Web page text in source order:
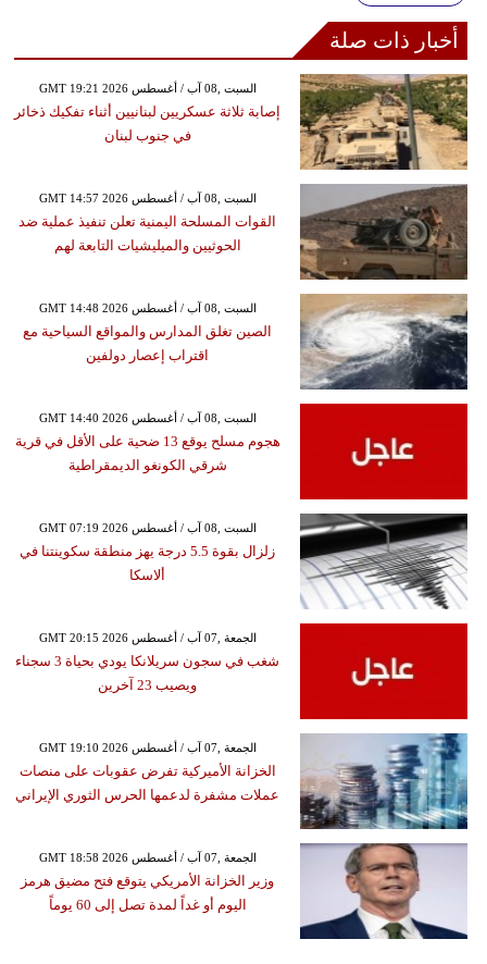
أخبار ذات صلة
GMT 19:21 2026 السبت ,08 آب / أغسطس
إصابة ثلاثة عسكريين لبنانيين أثناء تفكيك ذخائر
في جنوب لبنان
GMT 14:57 2026 السبت ,08 آب / أغسطس
القوات المسلحة اليمنية تعلن تنفيذ عملية ضد
الحوثيين والميليشيات التابعة لهم
GMT 14:48 2026 السبت ,08 آب / أغسطس
الصين تغلق المدارس والمواقع السياحية مع
اقتراب إعصار دولفين
GMT 14:40 2026 السبت ,08 آب / أغسطس
هجوم مسلح يوقع 13 ضحية على الأقل في قرية
شرقي الكونغو الديمقراطية
GMT 07:19 2026 السبت ,08 آب / أغسطس
زلزال بقوة 5.5 درجة يهز منطقة سكوينتنا في
ألاسكا
GMT 20:15 2026 الجمعة ,07 آب / أغسطس
شغب في سجون سريلانكا يودي بحياة 3 سجناء
ويصيب 23 آخرين
GMT 19:10 2026 الجمعة ,07 آب / أغسطس
الخزانة الأميركية تفرض عقوبات على منصات
عملات مشفرة لدعمها الحرس الثوري الإيراني
GMT 18:58 2026 الجمعة ,07 آب / أغسطس
وزير الخزانة الأمريكي يتوقع فتح مضيق هرمز
اليوم أو غداً لمدة تصل إلى 60 يوماً